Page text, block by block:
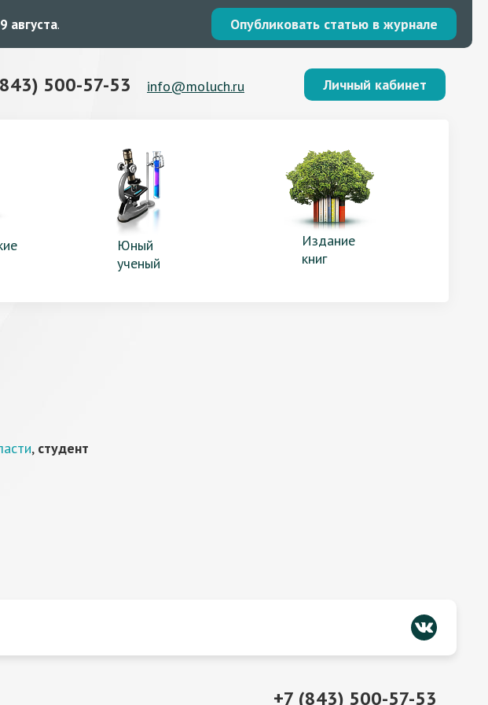
августа. Опубликовать статью в журнале
500-57-53 info@moluch.ru Личный кабинет
Юный
ученый
Издание
книг
, студент
+7 (843) 500-57-53